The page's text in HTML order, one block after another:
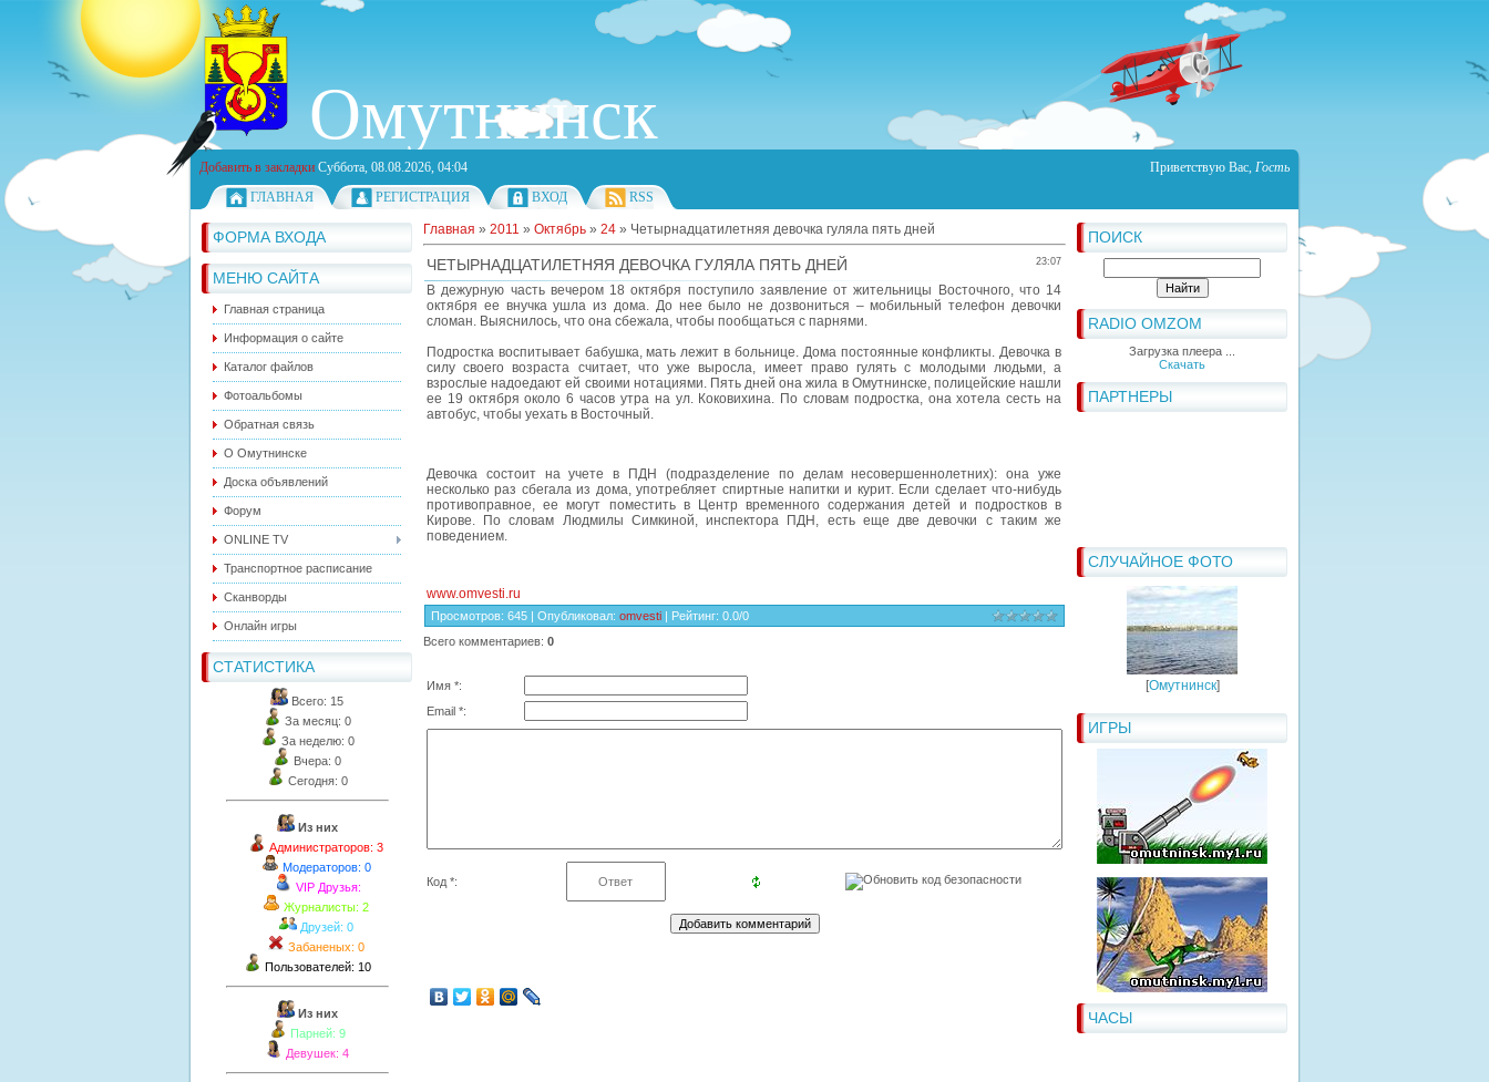
Омутнинск
Добавить в закладки Суббота, 08.08.2026, 04:04 Приветствую Вас, Гость
ГЛАВНАЯ
РЕГИСТРАЦИЯ ВХОД RSS
ФОРМА ВХОДА
МЕНЮ САЙТА
Главная страница
Информация о сайте
Каталог файлов
Фотоальбомы
Обратная связь
О Омутнинске
Доска объявлений
Форум
ONLINE TV
Транспортное расписание
Сканворды
Онлайн игры
СТАТИСТИКА
Всего: 15
За месяц: 0
За неделю: 0
Вчера: 0
Сегодня: 0
Из них
Администраторов: 3
Модераторов: 0
VIP Друзья:
Журналисты: 2
Друзей: 0
Забаненых: 0
Пользователей: 10
Из них
Парней: 9
Девушек: 4
ПОИСК
RADIO OMZOM
Загрузка плеера ...
Скачать
ПАРТНЕРЫ
СЛУЧАЙНОЕ ФОТО
[Омутнинск]
ИГРЫ
ЧАСЫ
Главная » 2011 » Октябрь » 24 » Четырнадцатилетняя девочка гуляла пять дней
23:07
ЧЕТЫРНАДЦАТИЛЕТНЯЯ ДЕВОЧКА ГУЛЯЛА ПЯТЬ ДНЕЙ
В дежурную часть вечером 18 октября поступило заявление от жительницы Восточного, что 14
октября ее внучка ушла из дома. До нее было не дозвониться – мобильный телефон девочки
сломан. Выяснилось, что она сбежала, чтобы пообщаться с парнями.
Подростка воспитывает бабушка, мать лежит в больнице. Дома постоянные конфликты. Девочка в
силу своего возраста считает, что уже выросла, имеет право гулять с молодыми людьми, а
взрослые надоедают ей своими нотациями. Пять дней она жила в Омутнинске, полицейские нашли
ее 19 октября около 6 часов утра на ул. Коковихина. По словам подростка, она хотела сесть на
автобус, чтобы уехать в Восточный.
Девочка состоит на учете в ПДН (подразделение по делам несовершеннолетних): она уже
несколько раз сбегала из дома, употребляет спиртные напитки и курит. Если сделает что-нибудь
противоправное, ее могут поместить в Центр временного содержания детей и подростков в
Кирове. По словам Людмилы Симкиной, инспектора ПДН, есть еще две девочки с таким же
поведением.
www.omvesti.ru
Просмотров: 645 | Опубликовал: omvesti | Рейтинг: 0.0/0
Всего комментариев: 0
Имя *:
Email *:
Код *: